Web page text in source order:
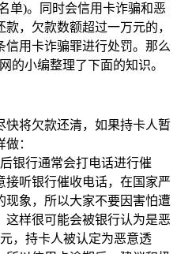
单)。同时会信用卡诈骗和恶
，欠款数额超过一万元的，
用卡诈骗罪进行处罚。那么
的小编整理了下面的知识。
快将欠款还清，如果持卡人暂
：
银行通常会打电话进行催
接听银行催收电话，在国家严
象，所以大家不要因害怕遭
样很可能会被银行认为是恶
，持卡人被认定为恶意透